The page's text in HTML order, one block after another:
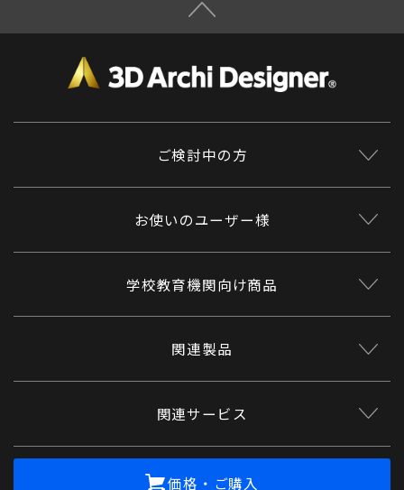
ご検討中の方
お使いのユーザー様
学校教育機関向け商品
関連製品
関連サービス
価格・ご購入